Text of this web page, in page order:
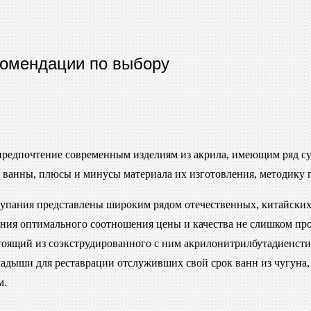
по выбору
современным изделиям из акрила, имеющим ряд
плюсы и минусы материала их изготовления,
представлены широким рядом отечественных,
оптимального соотношения цены и качества не слишком
из соэкструдированного с ним
для реставрации отслуживших свой срок ванн из